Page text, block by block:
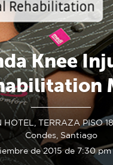
Knee
HOTEL, TERRAZA PISO
Condes, Santiago
de 2015 de 7:30